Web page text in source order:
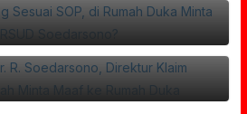
SOP, Humas Malah
Duka